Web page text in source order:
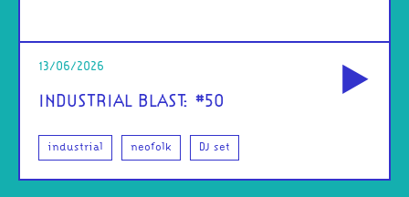
13/06/2026
INDUSTRIAL BLAST: #50
industrial neofolk DJ set